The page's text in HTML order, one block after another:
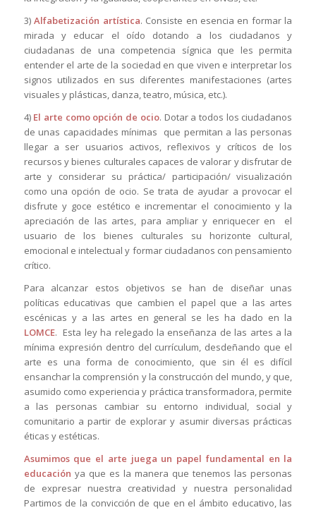
3)Alfabetización artística. Consiste en esencia en formar la
mirada y educar el oído dotando a los ciudadanos y
ciudadanas de una competencia sígnica que les permita
entender el arte de la sociedad en que viven e interpretar los
signos utilizados en sus diferentes manifestaciones (artes
visuales y plásticas, danza, teatro, música, etc.).
4) El arte como opción de ocio. Dotar a todos los ciudadanos
de unas capacidades mínimas que permitan a las personas
llegar a ser usuarios activos, reflexivos y críticos de los
recursos y bienes culturales capaces de valorar y disfrutar de
arte y considerar su práctica/ participación/ visualización
como una opción de ocio. Se trata de ayudar a provocar el
disfrute y goce estético e incrementar el conocimiento y la
apreciación de las artes, para ampliar y enriquecer en el
usuario de los bienes culturales su horizonte cultural,
emocional e intelectual y formar ciudadanos con pensamiento
crítico.
Para alcanzar estos objetivos se han de diseñar unas
políticas educativas que cambien el papel que a las artes
escénicas y a las artes en general se les ha dado en la
LOMCE. Esta ley ha relegado la enseñanza de las artes a la
mínima expresión dentro del currículum, desdeñando que el
arte es una forma de conocimiento, que sin él es difícil
ensanchar la comprensión y la construcción del mundo, y que,
asumido como experiencia y práctica transformadora, permite
a las personas cambiar su entorno individual, social y
comunitario a partir de explorar y asumir diversas prácticas
éticas y estéticas.
Asumimos que el arte juega un papel fundamental en la
educación ya que es la manera que tenemos las personas
de expresar nuestra creatividad y nuestra personalidad
Partimos de la convicción de que en el ámbito educativo, las